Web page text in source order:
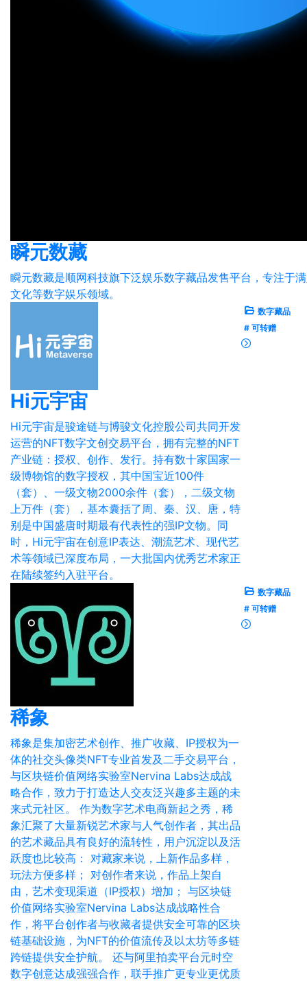
瞬元数藏
瞬元数藏是顺网科技旗下泛娱乐数字藏品发售平台，专注于
文化等数字娱乐领域。
Hi元宇宙
Hi元宇宙是骏途链与博骏文化控股公司共同开发
运营的NFT数字文创交易平台，拥有完整的NFT
产业链：授权、创作、发行。持有数十家国家一
级博物馆的数字授权，其中国宝近100件
（套）、一级文物2000余件（套），二级文物
上万件（套），基本囊括了周、秦、汉、唐，特
别是中国盛唐时期最有代表性的强IP文物。同
时，Hi元宇宙在创意IP表达、潮流艺术、现代艺
术等领域已深度布局，一大批国内优秀艺术家正
在陆续签约入驻平台。
数字藏品
# 可转赠
稀象
稀象是集加密艺术创作、推广收藏、IP授权为一
体的社交头像类NFT专业首发及二手交易平台，
与区块链价值网络实验室Nervina Labs达成战
略合作，致力于打造达人交友泛兴趣多主题的未
来式元社区。 作为数字艺术电商新起之秀，稀
象汇聚了大量新锐艺术家与人气创作者，其出品
的艺术藏品具有良好的流转性，用户沉淀以及活
跃度也比较高： 对藏家来说，上新作品多样，
玩法方便多样； 对创作者来说，作品上架自
由，艺术变现渠道（IP授权）增加； 与区块链
价值网络实验室Nervina Labs达成战略性合
作，将平台创作者与收藏者提供安全可靠的区块
链基础设施，为NFT的价值流传及以太坊等多链
跨链提供安全护航。 还与阿里拍卖平台元时空
数字创意达成强强合作，联手推广更专业更优质
数字藏品
# 可转赠